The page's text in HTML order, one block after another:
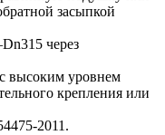
засыпкой
через
с высоким уровнем
крепления или
2011.